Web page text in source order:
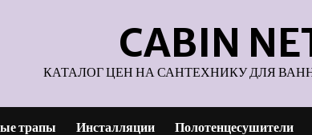
CABIN
КАТАЛОГ ЦЕН НА САНТЕХНИКУ ДЛЯ
трапы Инсталляции Полотенцесушители